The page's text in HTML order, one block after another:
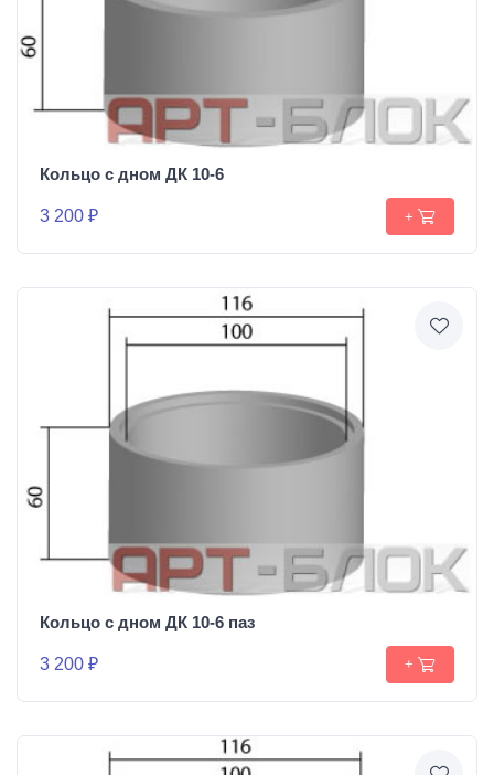
Кольцо с дном ДК 10-6
3 200 ₽ +
Кольцо с дном ДК 10-6 паз
3 200 ₽ +